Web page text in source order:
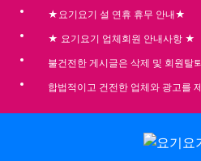
★요기요기 설 연휴 휴무 안내★
★ 요기요기 업체회원 안내사항 ★
불건전한 게시글은 삭제 및 회원탈
합법적이고 건전한 업체와 광고를